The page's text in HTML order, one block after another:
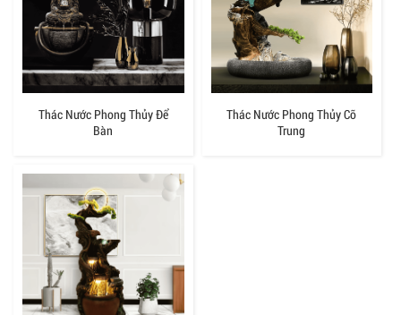
Thác Nước Phong Thủy Để
Bàn
Thác Nước Phong Thủy Cỡ
Trung